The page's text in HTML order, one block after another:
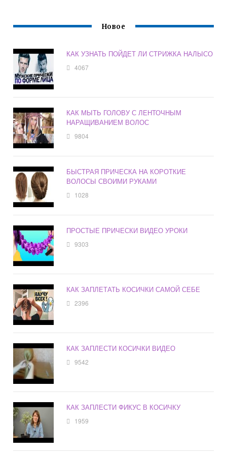
Новое
КАК УЗНАТЬ ПОЙДЕТ ЛИ СТРИЖКА НАЛЫСО
4067
КАК МЫТЬ ГОЛОВУ С ЛЕНТОЧНЫМ
НАРАЩИВАНИЕМ ВОЛОС
9804
БЫСТРАЯ ПРИЧЕСКА НА КОРОТКИЕ
ВОЛОСЫ СВОИМИ РУКАМИ
1028
ПРОСТЫЕ ПРИЧЕСКИ ВИДЕО УРОКИ
9303
КАК ЗАПЛЕТАТЬ КОСИЧКИ САМОЙ СЕБЕ
2396
КАК ЗАПЛЕСТИ КОСИЧКИ ВИДЕО
9542
КАК ЗАПЛЕСТИ ФИКУС В КОСИЧКУ
1959